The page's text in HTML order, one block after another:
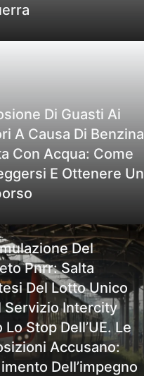
Di Guasti Ai
A Causa Di Benzina
Con Acqua: Come
E Ottenere Un
Del
Pnrr: Salta
Del Lotto Unico
Servizio Intercity
Lo Stop Dell’UE. Le
Accusano:
Dell’impegno